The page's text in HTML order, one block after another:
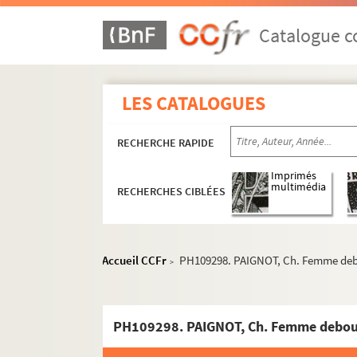
Catalogue
LES CATALOGUES
RECHERCHE RAPIDE
RECHERCHES CIBLÉES
Imprimés
multimédia
Accueil CCFr > PH109298. PAIGNOT, Ch. Femme
PH109298. PAIGNOT, Ch. Femme
PH675-PH866
PH941-PH999
PH109001-PH109282